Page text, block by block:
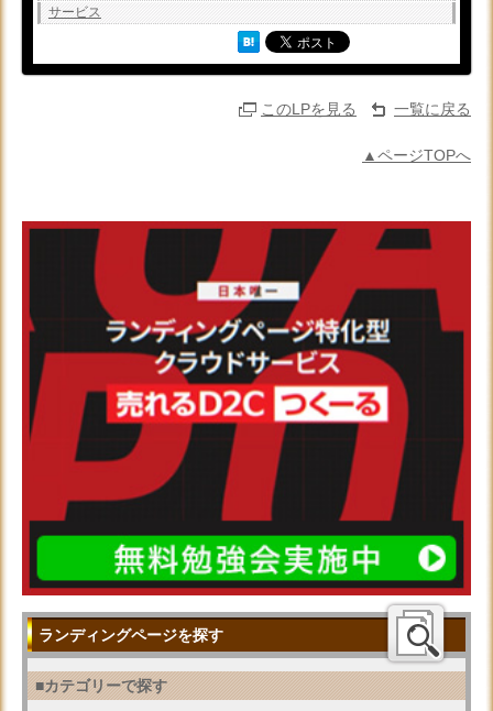
サービス
このLPを見る 一覧に戻る
▲ページTOPへ
ランディングページを探す
■カテゴリーで探す